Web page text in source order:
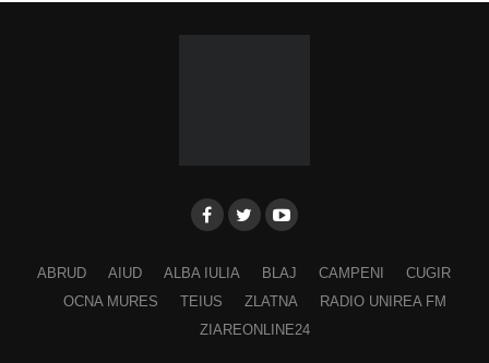
ABRUD AIUD ALBA IULIA BLAJ CAMPENI
CUGIR
OCNA MURES
TEIUS ZLATNA
RADIO UNIREA FM
ZIAREONLINE24